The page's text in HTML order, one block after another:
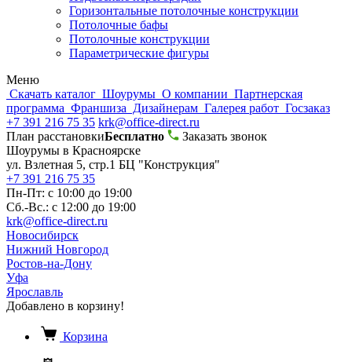
Горизонтальные потолочные конструкции
Потолочные бафы
Потолочные конструкции
Параметрические фигуры
Меню
Скачать каталог Шоурумы О компании Партнерская
программа Франшиза Дизайнерам Галерея работ Госзаказ
+7 391 216 75 35 krk@office-direct.ru
План расстановкиБесплатно
Заказать звонок
Шоурумы в Красноярске
ул. Взлетная 5, стр.1 БЦ "Конструкция"
+7 391 216 75 35
Пн-Пт: с 10:00 до 19:00
Сб.-Вс.: с 12:00 до 19:00
krk@office-direct.ru
Новосибирск
Нижний Новгород
Ростов-на-Дону
Уфа
Ярославль
Добавлено в корзину!
Корзина